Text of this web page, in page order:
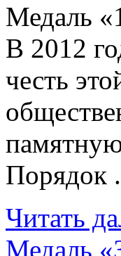
Медаль
В 2012
честь
Порядок
Читать
Медаль